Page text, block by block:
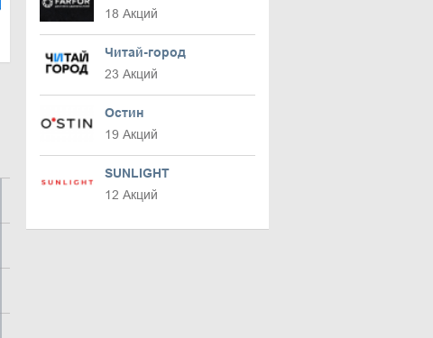
18 Акций
Читай-город
23 Акций
Остин
19 Акций
SUNLIGHT
12 Акций